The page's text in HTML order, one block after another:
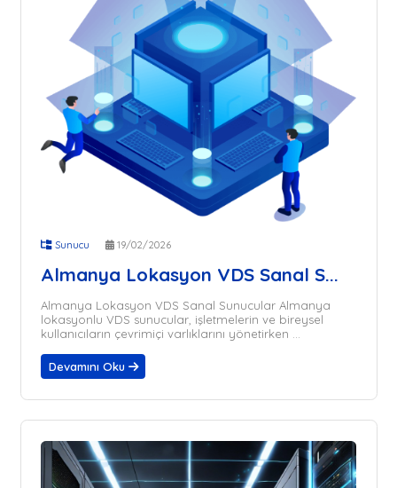
WordPress Siteler İçin Hosting Çözümleri
ABD Lokasyonlu Sunucu Neden Tercih Edilir?
Sanal Sunucu Kiralama Fiyatları
Hosting Hizmetleri Karşılaştırma Rehberi
WordPress İçin Optimize Edilmiş Sunucu Altyapısı
Neden Almanya Lokasyon Sunucu Tercih Edilmeli?
Performans Odaklı Sunucu Çözümleri Nedir?
Web Hosting Nedir ve Neden Önemlidir?
Hosting Firması Seçerken Dikkat Edilmesi Gerekenler
Yüksek Performanslı Sunucu
WordPress Siteler İçin Hosting Çözümleri
Sunucu 19/02/2026
Almanya Lokasyon VDS Sanal S...
Almanya Lokasyon VDS Sanal Sunucular Almanya
lokasyonlu VDS sunucular, işletmelerin ve bireysel
kullanıcıların çevrimiçi varlıklarını yönetirken ...
Devamını Oku